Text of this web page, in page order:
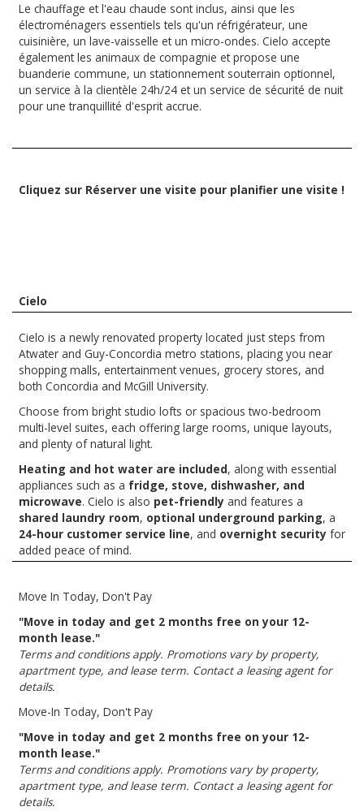
Le chauffage et l'eau chaude sont inclus, ainsi que les
électroménagers essentiels tels qu'un réfrigérateur, une
cuisinière, un lave-vaisselle et un micro-ondes. Cielo accepte
également les animaux de compagnie et propose une
buanderie commune, un stationnement souterrain optionnel,
un service à la clientèle 24h/24 et un service de sécurité de nuit
pour une tranquillité d'esprit accrue.
Cliquez sur Réserver une visite pour planifier une visite !
Cielo
Cielo is a newly renovated property located just steps from
Atwater and Guy-Concordia metro stations, placing you near
shopping malls, entertainment venues, grocery stores, and
both Concordia and McGill University.
Choose from bright studio lofts or spacious two-bedroom
multi-level suites, each offering large rooms, unique layouts,
and plenty of natural light.
Heating and hot water are included, along with essential
appliances such as a fridge, stove, dishwasher, and
microwave. Cielo is also pet-friendly and features a
shared laundry room, optional underground parking, a
24-hour customer service line, and overnight security for
added peace of mind.
Move In Today, Don't Pay
"Move in today and get 2 months free on your 12-
month lease."
Terms and conditions apply. Promotions vary by property,
apartment type, and lease term. Contact a leasing agent for
details.
Move-In Today, Don't Pay
"Move in today and get 2 months free on your 12-
month lease."
Terms and conditions apply. Promotions vary by property,
apartment type, and lease term. Contact a leasing agent for
details.